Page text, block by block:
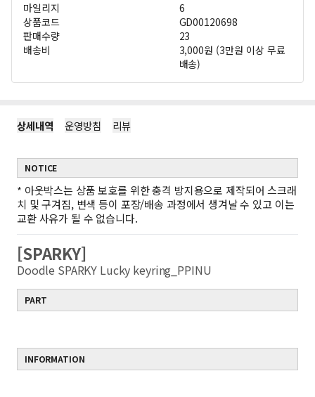
마일리지
6
상품코드
GD00120698
판매수량
23
배송비
3,000원 (3만원 이상 무료
배송)
상세내역 운영방침 리뷰
NOTICE
* 아웃박스는 상품 보호를 위한 충격 방지용으로 제작되어 스크래
치 및 구겨짐, 변색 등이 포장/배송 과정에서 생겨날 수 있고 이는
교환 사유가 될 수 없습니다.
[SPARKY]
Doodle SPARKY Lucky keyring_PPINU
PART
INFORMATION